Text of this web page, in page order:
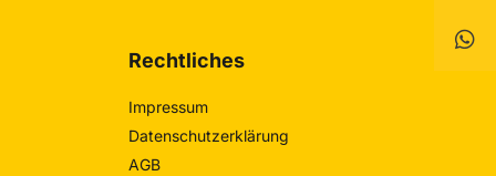
Rechtliches
Impressum
Datenschutzerklärung
AGB